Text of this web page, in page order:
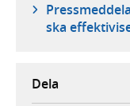
ska
Dela